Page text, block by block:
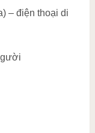
– điện thoại di